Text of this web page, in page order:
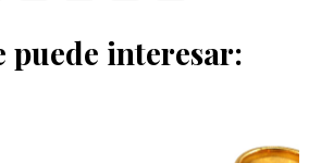
puede interesar: